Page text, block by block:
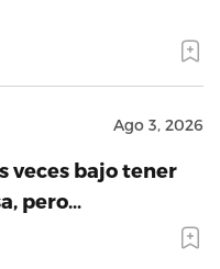
Ago 3, 2026
veces bajo tener
pero…